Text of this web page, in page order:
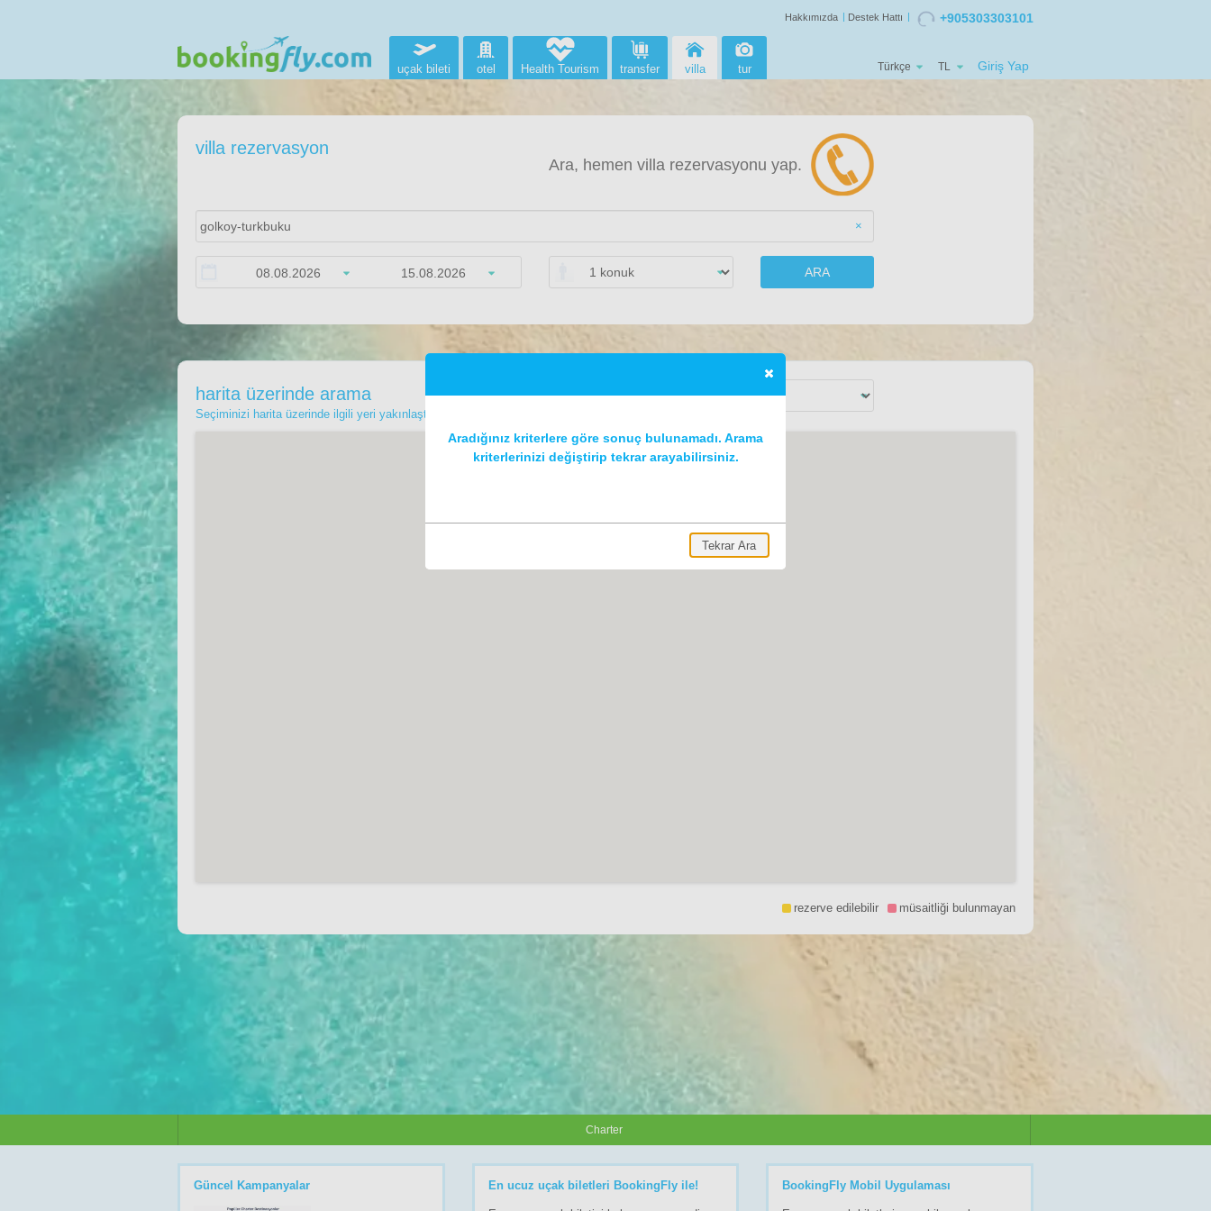
Hakkımızda Destek Hattı +905303303101
uçak bileti otel transfer villa tur
Health Tourism Türkçe TL Giriş Yap
villa rezervasyon
Ara, hemen villa rezervasyonu yap.
×
ARA
harita üzerinde arama
Seçiminizi harita üzerinde ilgili yeri yakınlaştırarak yapabilir ve rezervasyonunuzu gerçekleştirebilirsiniz.
rezerve edilebilir müsaitliği bulunmayan
Charter
Güncel Kampanyalar En ucuz uçak biletleri BookingFly ile! BookingFly Mobil Uygulaması
Aradığınız kriterlere göre sonuç bulunamadı. Arama
kriterlerinizi değiştirip tekrar arayabilirsiniz.
Tekrar Ara